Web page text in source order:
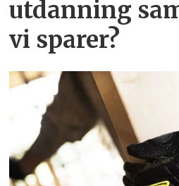
utdanning
vi sparer?